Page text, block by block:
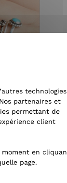
un
bijoux
technologies
partenaires et
permettant de
client
moment en
page.